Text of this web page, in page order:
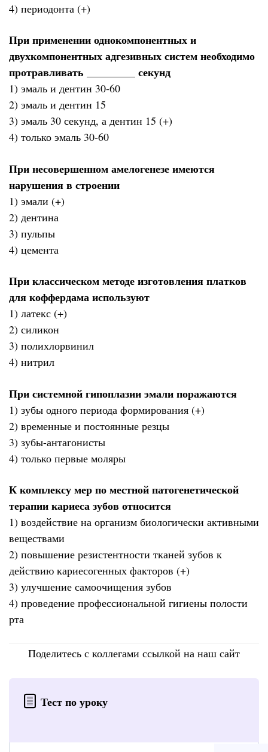
4) периодонта (+)
При применении однокомпонентных и
двухкомпонентных адгезивных систем необходимо
протравливать _________ секунд
1) эмаль и дентин 30-60
2) эмаль и дентин 15
3) эмаль 30 секунд, а дентин 15 (+)
4) только эмаль 30-60
При несовершенном амелогенезе имеются
нарушения в строении
1) эмали (+)
2) дентина
3) пульпы
4) цемента
При классическом методе изготовления платков
для коффердама используют
1) латекс (+)
2) силикон
3) полихлорвинил
4) нитрил
При системной гипоплазии эмали поражаются
1) зубы одного периода формирования (+)
2) временные и постоянные резцы
3) зубы-антагонисты
4) только первые моляры
К комплексу мер по местной патогенетической
терапии кариеса зубов относится
1) воздействие на организм биологически активными
веществами
2) повышение резистентности тканей зубов к
действию кариесогенных факторов (+)
3) улучшение самоочищения зубов
4) проведение профессиональной гигиены полости
рта
Поделитесь с коллегами ссылкой на наш сайт
Тест по уроку